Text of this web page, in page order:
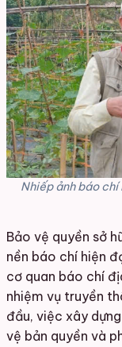
Nhiếp ảnh báo
Bảo vệ quyền sở
nền báo chí hiện
cơ quan báo chí
nhiệm vụ truyền
đầu, việc xây
vệ bản quyền và